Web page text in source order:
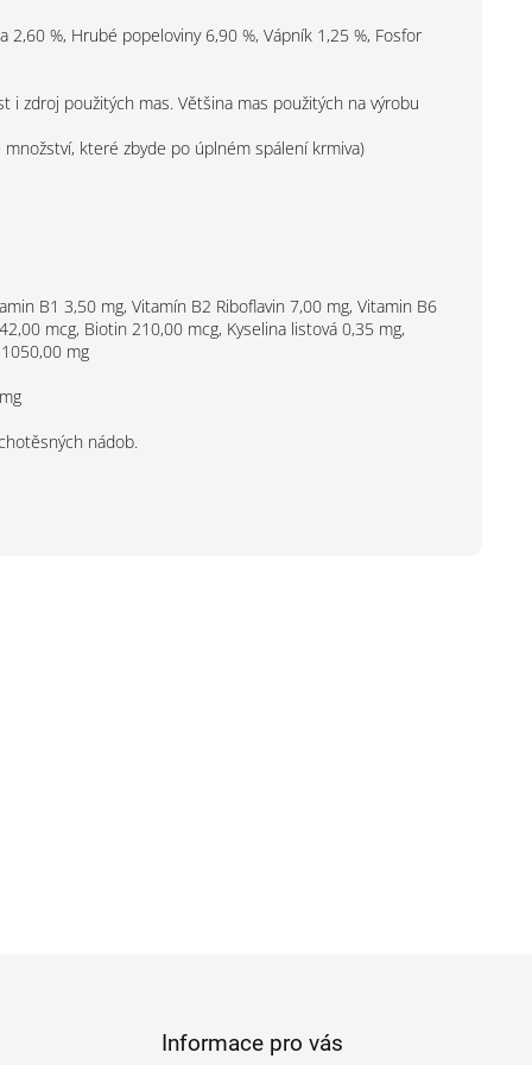
%, Hrubé popeloviny 6,90 %, Vápník 1,25 %, Fosfor
zdroj použitých mas. Většina mas použitých na výrobu
které zbyde po úplném spálení krmiva)
B1 3,50 mg, Vitamín B2 Riboflavin 7,00 mg, Vitamin B6
mcg, Biotin 210,00 mcg, Kyselina listová 0,35 mg,
mg
nádob.
Informace pro vás